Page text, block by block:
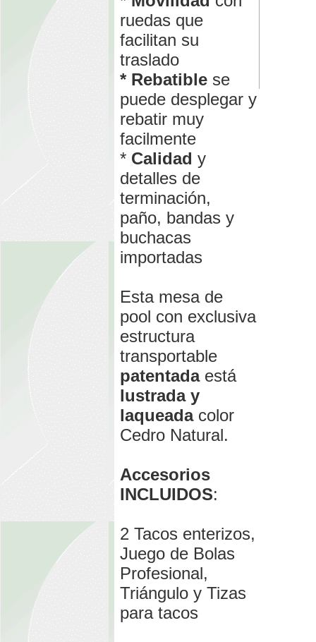
ruedas que
facilitan su
traslado
* Rebatible se
puede desplegar y
rebatir muy
facilmente
* Calidad y
detalles de
terminación,
paño, bandas y
buchacas
importadas
Esta mesa de
pool con exclusiva
estructura
transportable
patentadaestá
lustrada y
laqueadacolor
Cedro Natural.
Accesorios
INCLUIDOS:
2 Tacos enterizos,
Juego de Bolas
Profesional,
Triángulo y Tizas
para tacos